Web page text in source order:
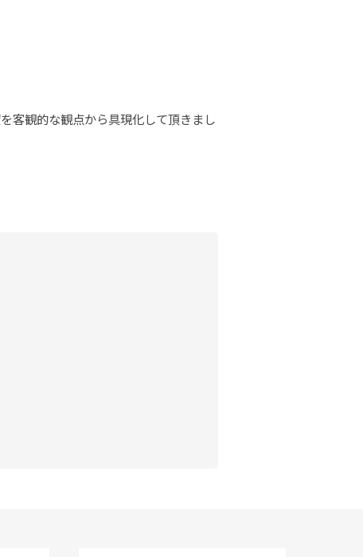
客観的な観点から具現化して頂きまし